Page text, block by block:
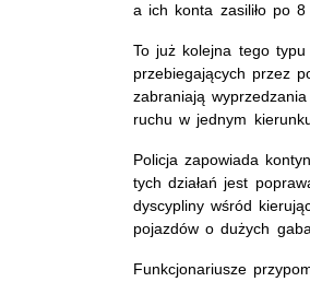
a ich konta zasiliło po
To już kolejna tego
przebiegających przez
zabraniają
ruchu w jednym
Policja zapowiada
tych działań jest
dyscypliny wśród
pojazdów o dużych
Funkcjonariusze